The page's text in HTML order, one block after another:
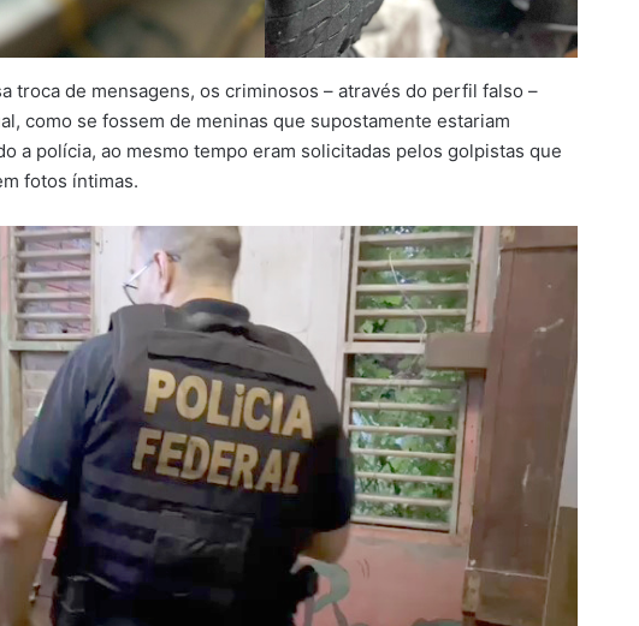
troca de mensagens, os criminosos – através do perfil falso –
como se fossem de meninas que supostamente estariam
a polícia, ao mesmo tempo eram solicitadas pelos golpistas que
fotos íntimas.